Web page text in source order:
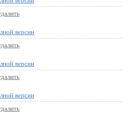
версии
версии
версии